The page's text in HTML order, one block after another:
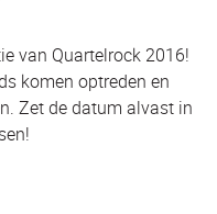
van Quartelrock 2016!
komen optreden en
Zet de datum alvast in